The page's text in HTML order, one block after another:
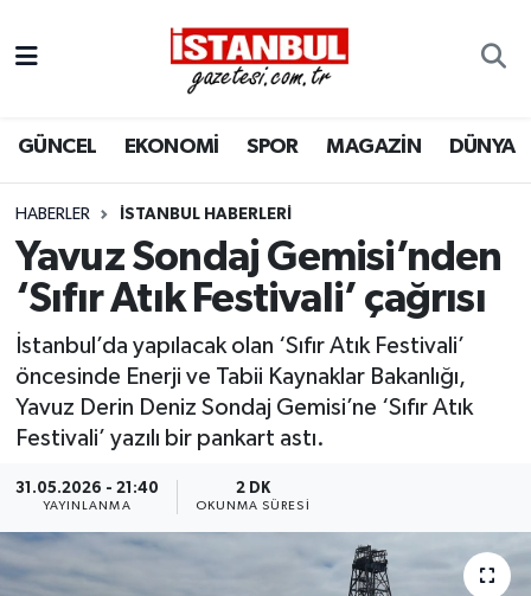
GÜNCEL EKONOMİ SPOR MAGAZİN DÜNYA
HABERLER İSTANBUL HABERLERI
Yavuz Sondaj Gemisi’nden
‘Sıfır Atık Festivali’ çağrısı
İstanbul’da yapılacak olan ‘Sıfır Atık Festivali’
öncesinde Enerji ve Tabii Kaynaklar Bakanlığı,
Yavuz Derin Deniz Sondaj Gemisi’ne ‘Sıfır Atık
Festivali’ yazılı bir pankart astı.
31.05.2026 - 21:40
YAYINLANMA
2 DK
OKUNMA SÜRESI
EKONOMİ
İSTANBUL
DÜNYA
KÜLTÜR SANAT
SAĞLIK
BİLİM VE TEKNOLOJİ
Nöbetçi Eczaneler
Hava Durumu
Trafik Durumu
Süper Lig Puan Durumu ve Fikstür
Son Dakika Haberleri
Haber Arşivi